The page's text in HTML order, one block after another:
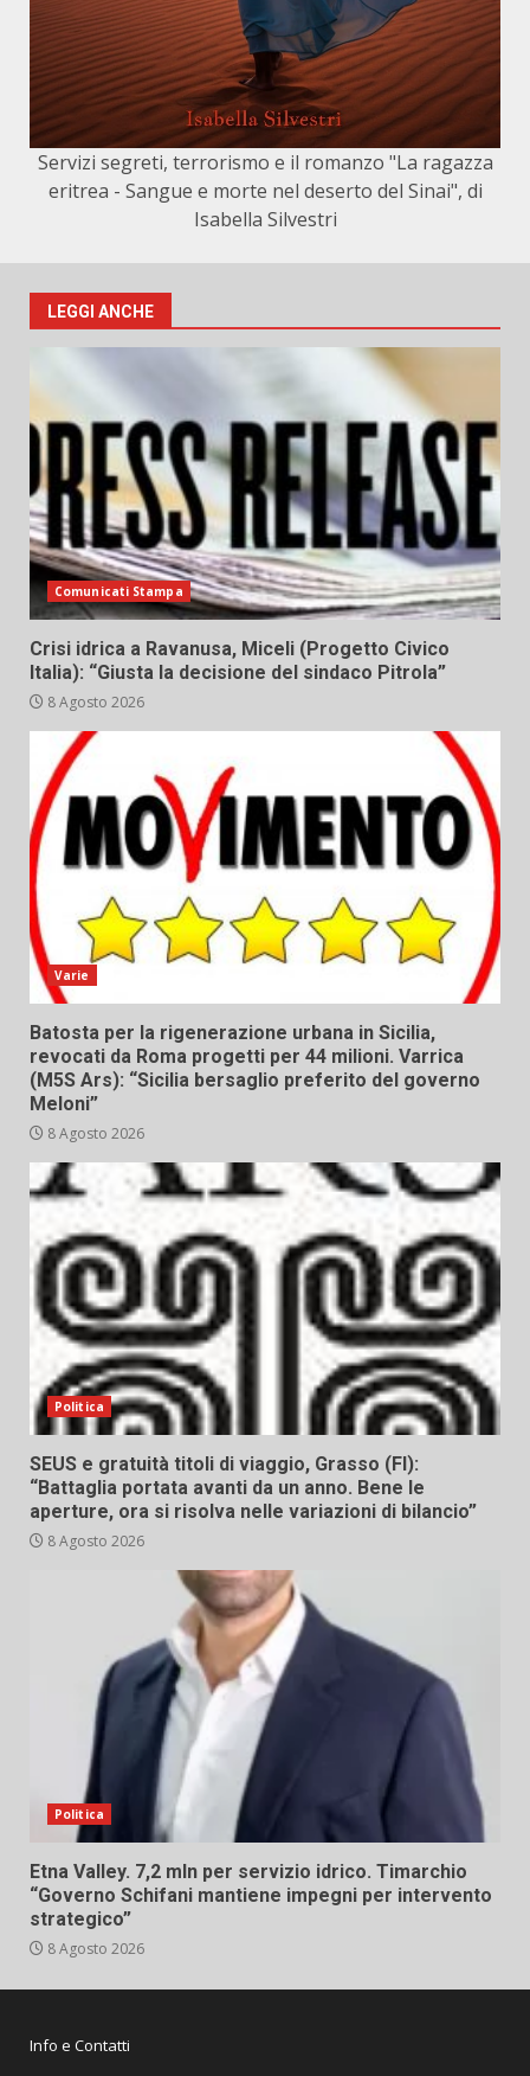
Servizi segreti, terrorismo e il romanzo "La ragazza
eritrea - Sangue e morte nel deserto del Sinai", di
Isabella Silvestri
LEGGI ANCHE
Comunicati Stampa
Crisi idrica a Ravanusa, Miceli (Progetto Civico
Italia): “Giusta la decisione del sindaco Pitrola”
8 Agosto 2026
Varie
Batosta per la rigenerazione urbana in Sicilia,
revocati da Roma progetti per 44 milioni. Varrica
(M5S Ars): “Sicilia bersaglio preferito del governo
Meloni”
8 Agosto 2026
Politica
SEUS e gratuità titoli di viaggio, Grasso (FI):
“Battaglia portata avanti da un anno. Bene le
aperture, ora si risolva nelle variazioni di bilancio”
8 Agosto 2026
Politica
Etna Valley. 7,2 mln per servizio idrico. Timarchio
“Governo Schifani mantiene impegni per intervento
strategico”
8 Agosto 2026
Info e Contatti